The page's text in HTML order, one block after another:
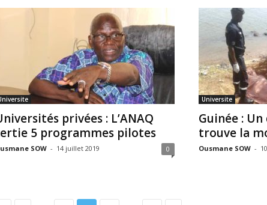
privées : L’ANAQ
5 programmes pilotes
SOW - 14 juillet 2019 0
Universite
Guinée :
trouve la
Ousmane SOW -